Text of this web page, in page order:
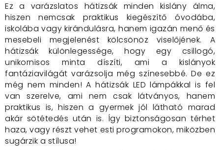
Ez a varázslatos hátizsák minden kislány álma,
hiszen nemcsak praktikus kiegészítő óvodába,
iskolába vagy kirándulásra, hanem igazán menő és
mesebeli megjelenést kölcsönöz viselőjének. A
hátizsák különlegessége, hogy egy csillogó,
unikornisos minta díszíti, ami a kislányok
fantáziavilágát varázsolja még színesebbé. De ez
még nem minden! A hátizsák LED lámpákkal is fel
van szerelve, ami nem csak látványos, hanem
praktikus is, hiszen a gyermek jól látható marad
akár sötétedés után is. Így biztonságosan térhet
haza, vagy részt vehet esti programokon, miközben
sugárzik a stílusa!